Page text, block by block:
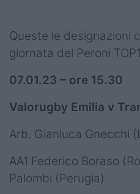
Queste le designazioni
giornata del Peroni
07.01.23 – ore 15.30
Valorugby Emilia v
Arb. Gianluca Gnecchi
AA1 Federico Boraso
Palombi (Perugia)